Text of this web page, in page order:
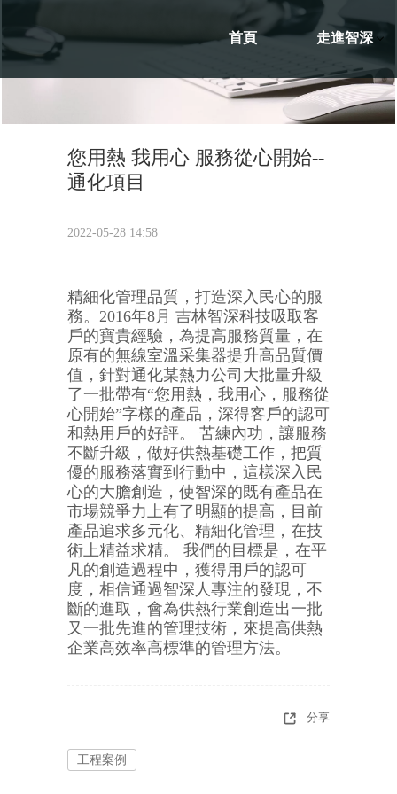
首頁 走進智深
您用熱 我用心 服務從心開始--
通化項目
2022-05-28 14:58
精細化管理品質，打造深入民心的服
務。2016年8月 吉林智深科技吸取客
戶的寶貴經驗，為提高服務質量，在
原有的無線室溫采集器提升高品質價
值，針對通化某熱力公司大批量升級
了一批帶有“您用熱，我用心，服務從
心開始”字樣的產品，深得客戶的認可
和熱用戶的好評。 苦練內功，讓服務
不斷升級，做好供熱基礎工作，把質
優的服務落實到行動中，這樣深入民
心的大膽創造，使智深的既有產品在
市場競爭力上有了明顯的提高，目前
產品追求多元化、精細化管理，在技
術上精益求精。 我們的目標是，在平
凡的創造過程中，獲得用戶的認可
度，相信通過智深人專注的發現，不
斷的進取，會為供熱行業創造出一批
又一批先進的管理技術，來提高供熱
企業高效率高標準的管理方法。
分享
工程案例